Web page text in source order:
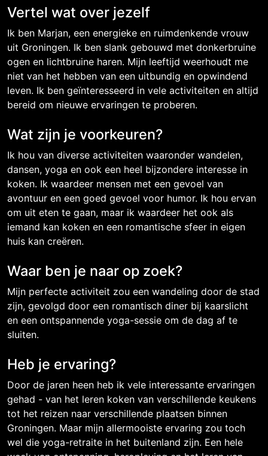
Vertel wat over jezelf
Ik ben Marjan, een energieke en ruimdenkende vrouw
uit Groningen. Ik ben slank gebouwd met donkerbruine
ogen en lichtbruine haren. Mijn leeftijd weerhoudt me
niet van het hebben van een uitbundig en opwindend
leven. Ik ben geïnteresseerd in vele activiteiten en altijd
bereid om nieuwe ervaringen te proberen.
Wat zijn je voorkeuren?
Ik hou van diverse activiteiten waaronder wandelen,
dansen, yoga en ook een heel bijzondere interesse in
koken. Ik waardeer mensen met een gevoel van
avontuur en een goed gevoel voor humor. Ik hou ervan
om uit eten te gaan, maar ik waardeer het ook als
iemand kan koken en een romantische sfeer in eigen
huis kan creëren.
Waar ben je naar op zoek?
Mijn perfecte activiteit zou een wandeling door de stad
zijn, gevolgd door een romantisch diner bij kaarslicht
en een ontspannende yoga-sessie om de dag af te
sluiten.
Heb je ervaring?
Door de jaren heen heb ik vele interessante ervaringen
gehad - van het leren koken van verschillende keukens
tot het reizen naar verschillende plaatsen binnen
Groningen. Maar mijn allermooiste ervaring zou toch
wel die yoga-retraite in het buitenland zijn. Een hele